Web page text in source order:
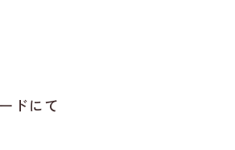
ドにて